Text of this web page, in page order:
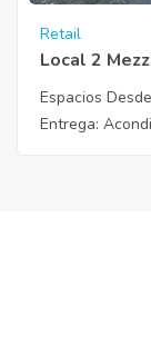
Retail
Local 2
Espacios
Entrega: